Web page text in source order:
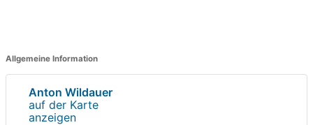
Allgemeine Information
Anton Wildauer
auf der Karte
anzeigen